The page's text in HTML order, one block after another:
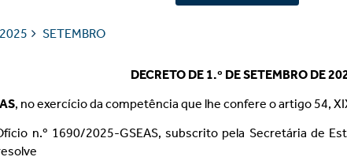
2025 SETEMBRO
DECRETO DE 1.º DE SETEMBRO DE
, no exercício da competência que lhe confere o artigo 54,
n.º 1690/2025-GSEAS, subscrito pela Secretária de